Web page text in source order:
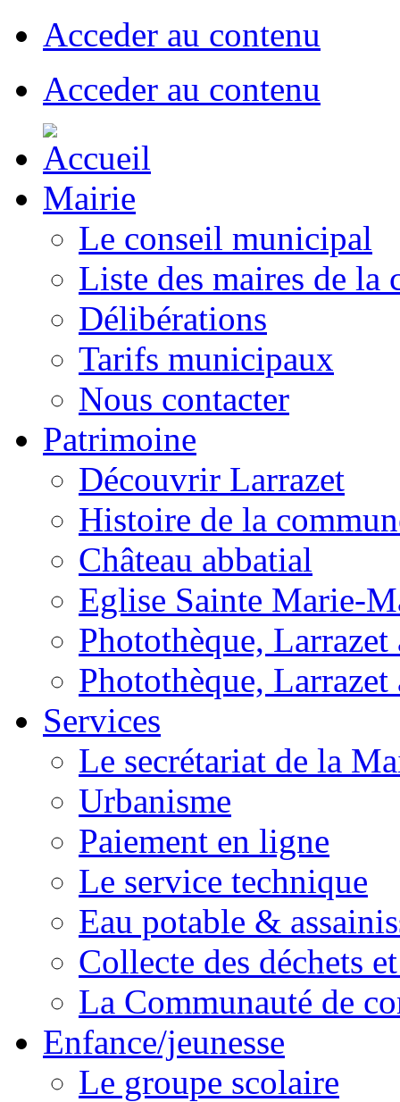
Acceder au contenu
Acceder au contenu
Mairie
Le conseil municipal
Liste des maires de la
Délibérations
Tarifs municipaux
Nous contacter
Patrimoine
Découvrir Larrazet
Histoire de la
Château abbatial
Eglise Sainte Marie-
Photothèque,
Photothèque,
Services
Le secrétariat de la
Urbanisme
Paiement en ligne
Le service technique
Eau potable &
Collecte des déchets
La Communauté de
Enfance/jeunesse
Le groupe scolaire